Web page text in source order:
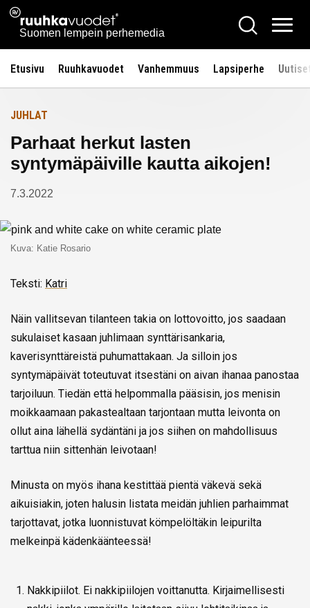
Siirry
sisältöön
Ruuhkavuodet.fi
Suomen lempein perhemedia
Hae
Etusivu Ruuhkavuodet Vanhemmuus Lapsiperhe
Etusivulle
JUHLAT
Parhaat herkut lasten
syntymäpäiville kautta aikojen!
7.3.2022
Kuva: Katie Rosario
Teksti: Katri
Näin vallitsevan tilanteen takia on lottovoitto, jos saadaan
sukulaiset kasaan juhlimaan synttärisankaria,
kaverisynttäreistä puhumattakaan. Ja silloin jos
syntymäpäivät toteutuvat itsestäni on aivan ihanaa panostaa
tarjoiluun. Tiedän että helpommalla pääsisin, jos menisin
moikkaamaan pakastealtaan tarjontaan mutta leivonta on
ollut aina lähellä sydäntäni ja jos siihen on mahdollisuus
tarttua niin sittenhän leivotaan!
Minusta on myös ihana kestittää pientä väkevä sekä
aikuisiakin, joten halusin listata meidän juhlien parhaimmat
tarjottavat, jotka luonnistuvat kömpelöltäkin leipurilta
melkeinpä kädenkäänteessä!
Nakkipiilot. Ei nakkipiilojen voittanutta. Kirjaimellisesti